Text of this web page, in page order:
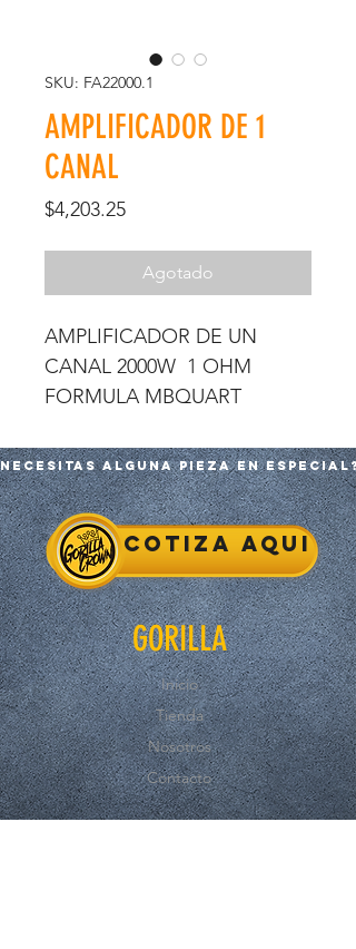
SKU: FA22000.1
AMPLIFICADOR DE 1
CANAL
$4,203.25Precio
Agotado
AMPLIFICADOR DE UN
CANAL 2000W 1 OHM
FORMULA MBQUART
Necesitas alguna pieza en especial?
Cotiza aqui
GORILLA
Inicio
Tienda
Nosotros
Contacto